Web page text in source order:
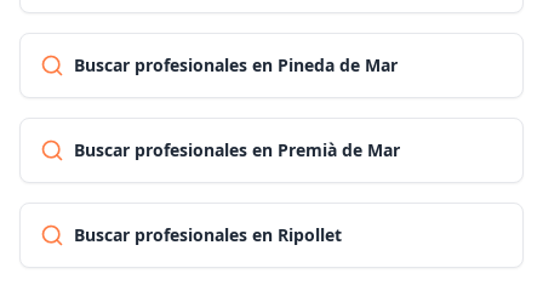
Buscar profesionales en Pineda de Mar
Buscar profesionales en Premià de Mar
Buscar profesionales en Ripollet